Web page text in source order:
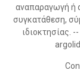
αναπαραγωγή ή
συγκατάθεση,
ιδιοκτησίας.